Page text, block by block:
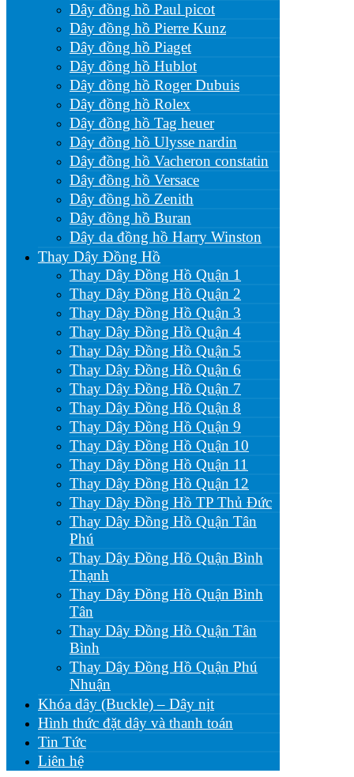
Dây đồng hồ Paul picot
Dây đồng hồ Pierre Kunz
Dây đồng hồ Piaget
Dây đồng hồ Hublot
Dây đồng hồ Roger Dubuis
Dây đồng hồ Rolex
Dây đồng hồ Tag heuer
Dây đồng hồ Ulysse nardin
Dây đồng hồ Vacheron constatin
Dây đồng hồ Versace
Dây đồng hồ Zenith
Dây đồng hồ Buran
Dây da đồng hồ Harry Winston
Thay Dây Đồng Hồ
Thay Dây Đồng Hồ Quận 1
Thay Dây Đồng Hồ Quận 2
Thay Dây Đồng Hồ Quận 3
Thay Dây Đồng Hồ Quận 4
Thay Dây Đồng Hồ Quận 5
Thay Dây Đồng Hồ Quận 6
Thay Dây Đồng Hồ Quận 7
Thay Dây Đồng Hồ Quận 8
Thay Dây Đồng Hồ Quận 9
Thay Dây Đồng Hồ Quận 10
Thay Dây Đồng Hồ Quận 11
Thay Dây Đồng Hồ Quận 12
Thay Dây Đồng Hồ TP Thủ Đức
Thay Dây Đồng Hồ Quận Tân
Phú
Thay Dây Đồng Hồ Quận Bình
Thạnh
Thay Dây Đồng Hồ Quận Bình
Tân
Thay Dây Đồng Hồ Quận Tân
Bình
Thay Dây Đồng Hồ Quận Phú
Nhuận
Khóa dây (Buckle) – Dây nịt
Hình thức đặt dây và thanh toán
Tin Tức
Liên hệ